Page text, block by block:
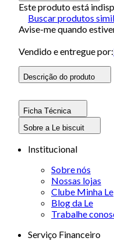
Este produto está
Buscar produtos
Avise-me quando
Vendido e entregue por:
Descrição do produto
Ficha Técnica
Sobre a Le biscuit
Institucional
Sobre nós
Nossas lojas
Clube Minha Le
Blog da Le
Trabalhe
Serviço Financeiro